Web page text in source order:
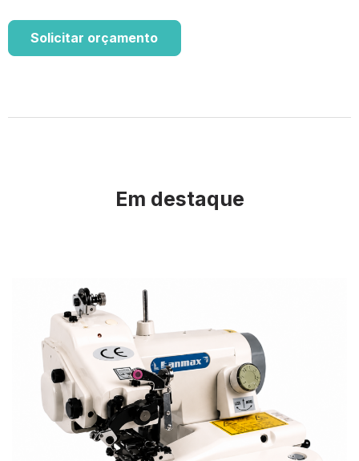
Solicitar orçamento
Em destaque